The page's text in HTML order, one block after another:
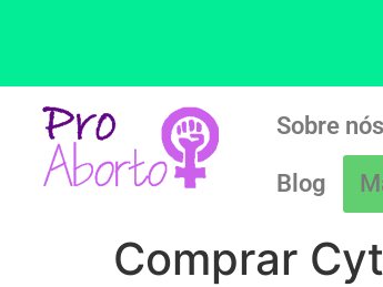
Sobre nós
Blog
Comprar